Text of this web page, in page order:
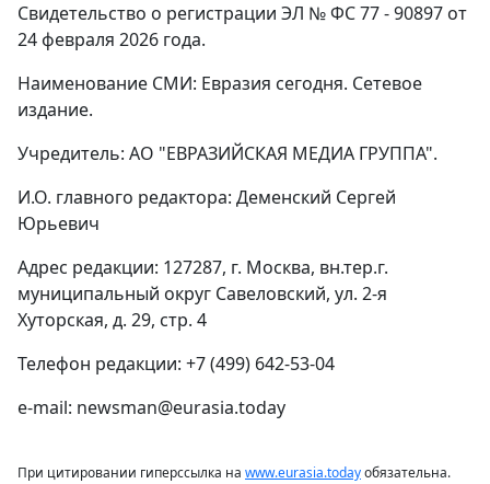
Свидетельство о регистрации ЭЛ № ФС 77 - 90897 от
24 февраля 2026 года.
Наименование СМИ: Евразия сегодня. Сетевое
издание.
Учредитель: АО "ЕВРАЗИЙСКАЯ МЕДИА ГРУППА".
И.О. главного редактора: Деменский Сергей
Юрьевич
Адрес редакции: 127287, г. Москва, вн.тер.г.
муниципальный округ Савеловский, ул. 2-я
Хуторская, д. 29, стр. 4
Телефон редакции: +7 (499) 642-53-04
e-mail: newsman@eurasia.today
При цитировании гиперссылка на www.eurasia.todayобязательна.